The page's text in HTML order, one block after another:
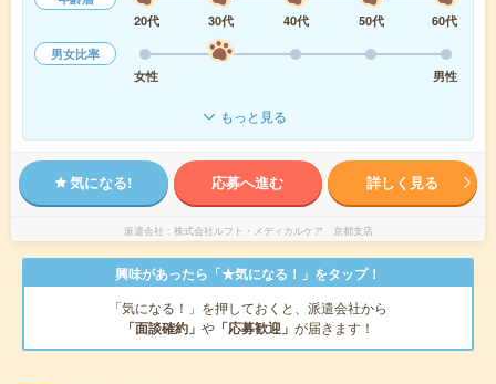
20代
30代 40代 50代
60代
男女比率
女性
男性
もっと見る
気になる! 応募へ進む 詳しく見る
派遣会社 株式会社ルフト・メディカルケア 京都支店
興味があったら「★気になる！」をタップ！
「気になる！」を押しておくと、派遣会社から
「面談確約」 や 「応募歓迎」 が届きます！